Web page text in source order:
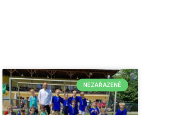
NEZAŘAZENÉ